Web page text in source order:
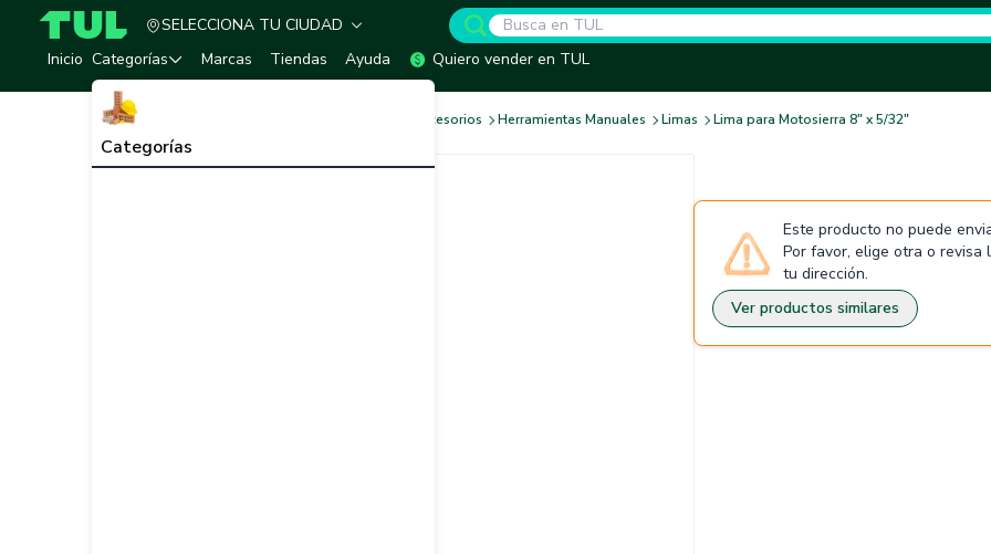
TUL - Tu Marketplace de Construcción
SELECCIONA TU CIUDAD
Inicio Categorías
Categorías
Marcas Tiendas Ayuda Quiero vender en TUL
Herramientas, Equipos y Accesorios Herramientas Manuales Limas Lima para Motosierra 8" x 5/32"
Este producto no puede
Por favor, elige otra o revisa
tu dirección.
Ver productos similares